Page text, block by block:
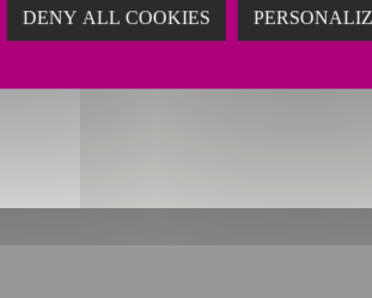
DENY ALL COOKIES